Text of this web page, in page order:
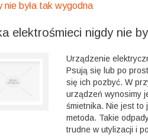
nie była tak wygodna
elektrośmieci nigdy nie
Urządzenie
Psują się lub po
się ich pozbyć. W
urządzeń wynosimy
śmietnika. Nie jest to
metoda. Takie
trudne w utylizacji i